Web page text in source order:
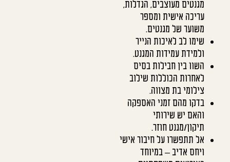
מגנטים מעוצבים, הגדלות,
עריכה אישית ומספר
משוער של מגנטים.
שימו לב לאיכות הנייר
ולמידת עמידות המגנט.
השוו בין חבילות בסיס
לאחרות הכוללות שילוב
צילומי בת מצווה.
בדקו מהם זמני האספקה
והאם יש שירותי
תיקון/מגנט חוזר.
אל תתפשרו על חיבור אישי
ויחס אדיב – במיוחד